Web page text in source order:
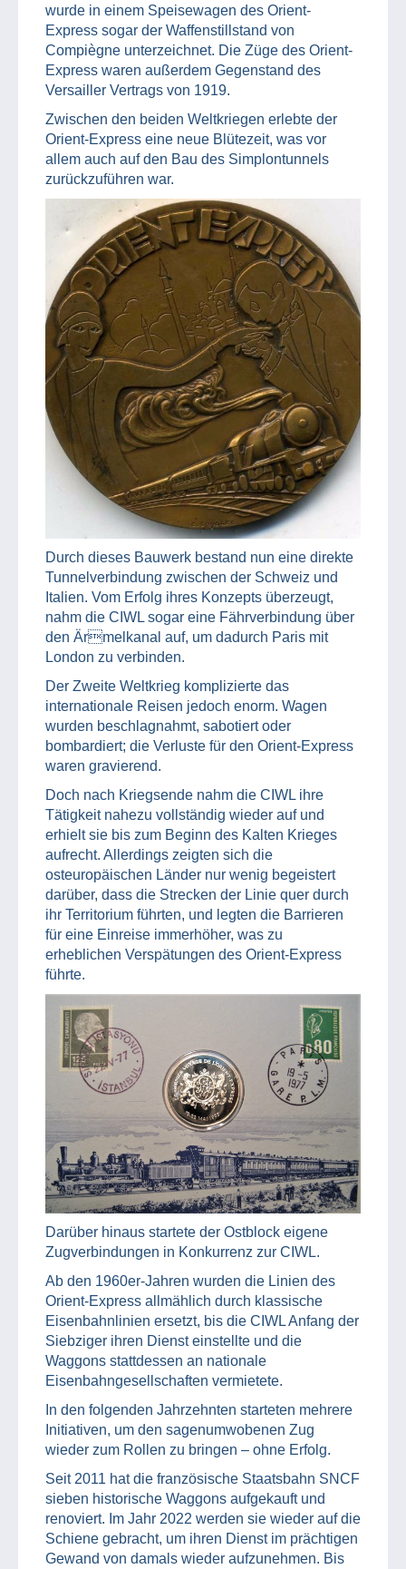
wurde in einem Speisewagen des Orient-
Express sogar der Waffenstillstand von
Compiègne unterzeichnet. Die Züge des Orient-
Express waren außerdem Gegenstand des
Versailler Vertrags von 1919.
Zwischen den beiden Weltkriegen erlebte der
Orient-Express eine neue Blütezeit, was vor
allem auch auf den Bau des Simplontunnels
zurückzuführen war.
Durch dieses Bauwerk bestand nun eine direkte
Tunnelverbindung zwischen der Schweiz und
Italien. Vom Erfolg ihres Konzepts überzeugt,
nahm die CIWL sogar eine Fährverbindung über
den Ärmelkanal auf, um dadurch Paris mit
London zu verbinden.
Der Zweite Weltkrieg komplizierte das
internationale Reisen jedoch enorm. Wagen
wurden beschlagnahmt, sabotiert oder
bombardiert; die Verluste für den Orient-Express
waren gravierend.
Doch nach Kriegsende nahm die CIWL ihre
Tätigkeit nahezu vollständig wieder auf und
erhielt sie bis zum Beginn des Kalten Krieges
aufrecht. Allerdings zeigten sich die
osteuropäischen Länder nur wenig begeistert
darüber, dass die Strecken der Linie quer durch
ihr Territorium führten, und legten die Barrieren
für eine Einreise immerhöher, was zu
erheblichen Verspätungen des Orient-Express
führte.
Darüber hinaus startete der Ostblock eigene
Zugverbindungen in Konkurrenz zur CIWL.
Ab den 1960er-Jahren wurden die Linien des
Orient-Express allmählich durch klassische
Eisenbahnlinien ersetzt, bis die CIWL Anfang der
Siebziger ihren Dienst einstellte und die
Waggons stattdessen an nationale
Eisenbahngesellschaften vermietete.
In den folgenden Jahrzehnten starteten mehrere
Initiativen, um den sagenumwobenen Zug
wieder zum Rollen zu bringen – ohne Erfolg.
Seit 2011 hat die französische Staatsbahn SNCF
sieben historische Waggons aufgekauft und
renoviert. Im Jahr 2022 werden sie wieder auf die
Schiene gebracht, um ihren Dienst im prächtigen
Gewand von damals wieder aufzunehmen. Bis